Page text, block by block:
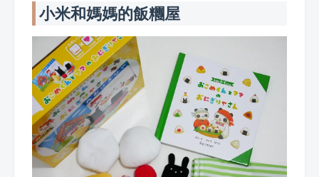
小米和媽媽的飯糰屋